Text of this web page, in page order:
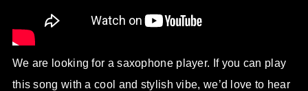
We are looking for a saxophone player. If you can play
this song with a cool and stylish vibe, we’d love to hear